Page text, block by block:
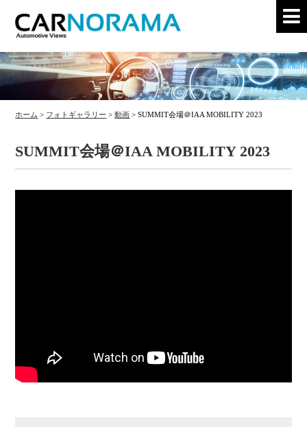
ホーム > フォトギャラリー >動画 >SUMMIT会場＠IAA MOBILITY 2023
SUMMIT会場＠IAA MOBILITY 2023